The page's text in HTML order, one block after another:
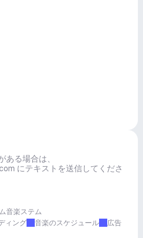
ある場合は、
にテキストを送信してくださ
音楽ステム
ィング
音楽のスケジュール 広告